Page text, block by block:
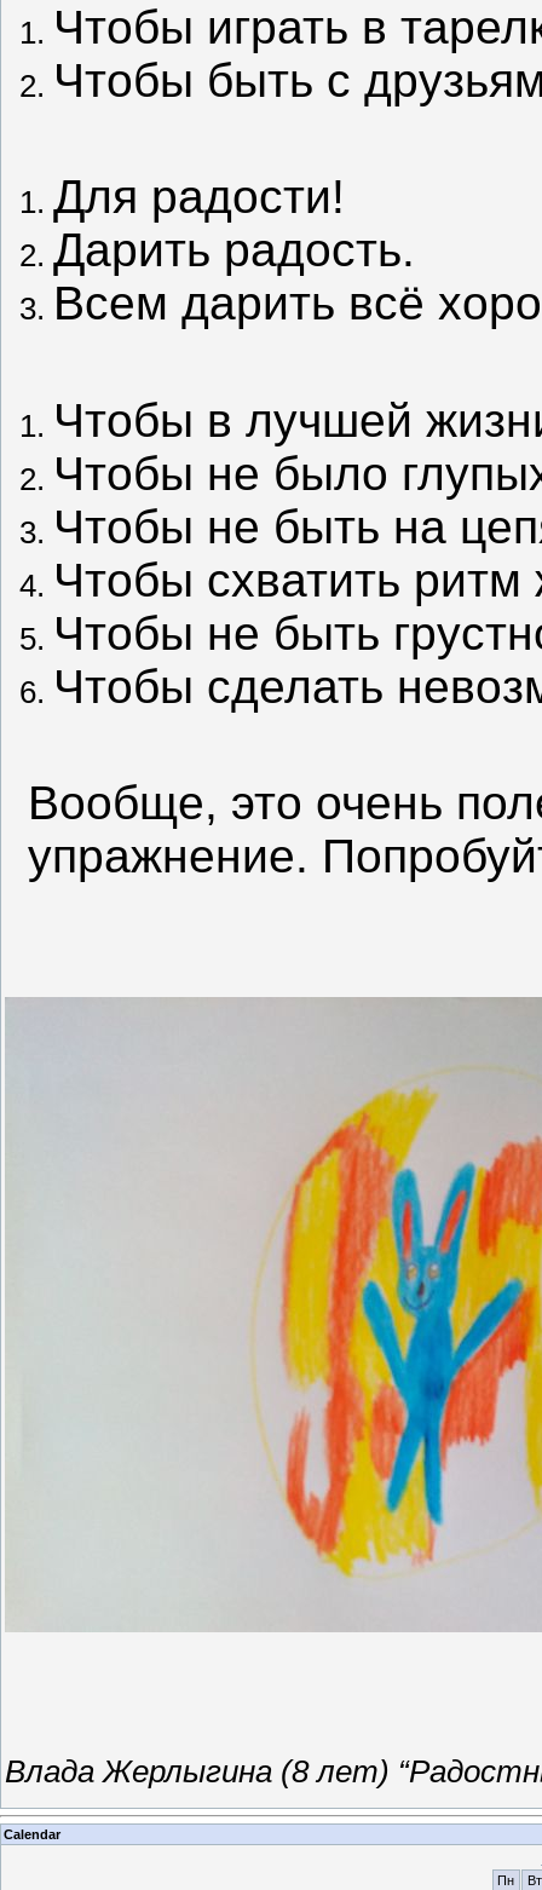
Чтобы играть в
Чтобы быть с
Для радости!
Дарить радость.
Всем дарить всё
Чтобы в лучшей
Чтобы не было
Чтобы не быть на
Чтобы схватить ритм
Чтобы не быть
Чтобы сделать
Вообще, это очень
упражнение.
Влада Жерлыгина (8 лет)
Calendar
Пн
Вт